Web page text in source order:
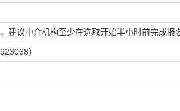
建议中介机构至少在选取开始半小时前完成报
）